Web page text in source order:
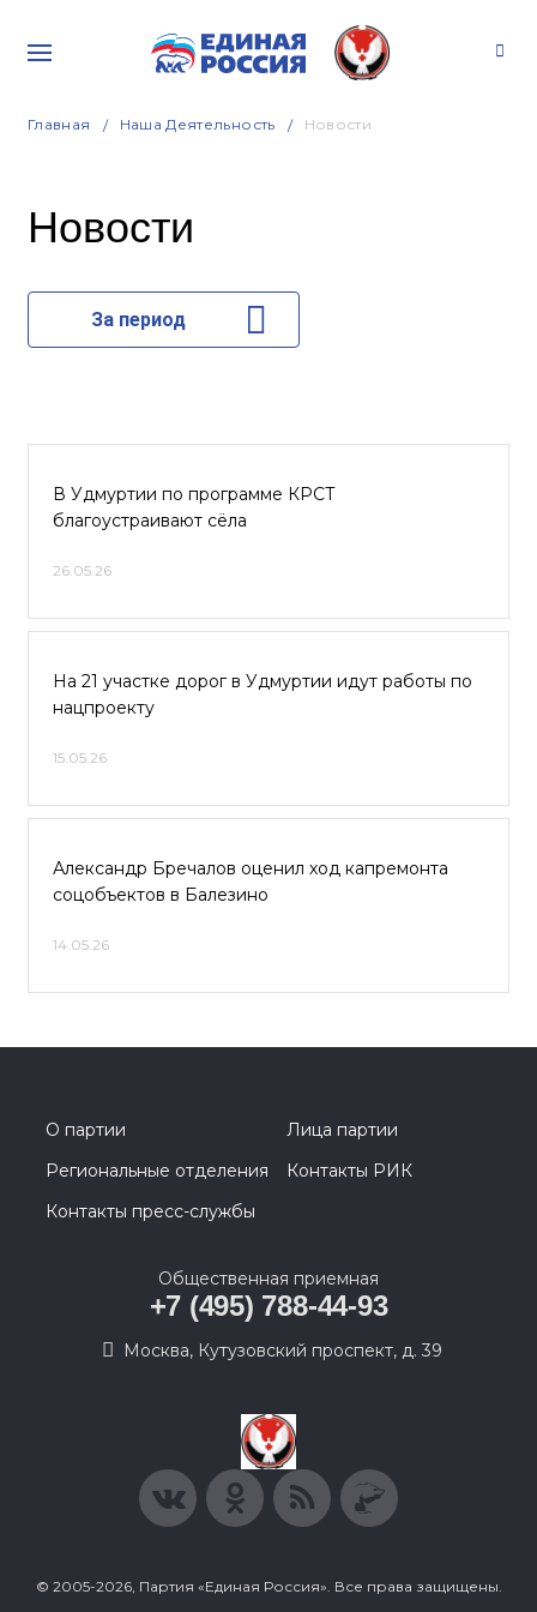
Главная Наша Деятельность Новости
Новости
За период
В Удмуртии по программе КРСТ
благоустраивают сёла
26.05.26
На 21 участке дорог в Удмуртии идут работы по
нацпроекту
15.05.26
Александр Бречалов оценил ход капремонта
соцобъектов в Балезино
14.05.26
О партии
Лица партии
Региональные отделения
Контакты РИК
Контакты пресс-службы
Общественная приемная
+7 (495) 788-44-93
Москва, Кутузовский проспект, д. 39
© 2005-2026, Партия «Единая Россия». Все права защищены.